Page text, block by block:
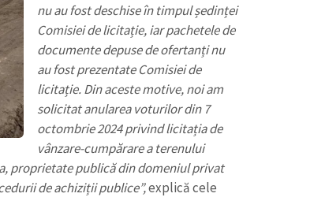
nu au fost deschise în timpul ședinței
Comisiei de licitație, iar pachetele de
documente depuse de ofertanți nu
au fost prezentate Comisiei de
licitație. Din aceste motive, noi am
solicitat anularea voturilor din 7
octombrie 2024 privind licitația de
vânzare-cumpărare a terenului
proprietate publică din domeniul privat
de achiziții publice”,explică cele